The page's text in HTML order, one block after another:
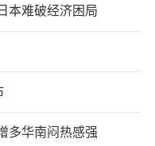
本难破经济困局
多华南闷热感强